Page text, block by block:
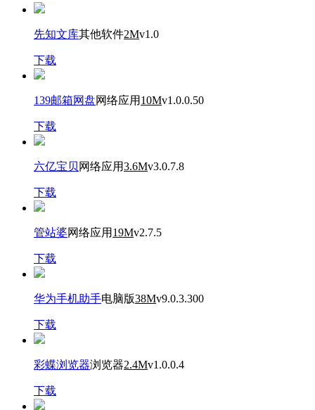
先知文库其他软件2Mv1.0
下载
139邮箱网盘网络应用 10Mv1.0.0.50
下载
六亿宝贝 网络应用3.6Mv3.0.7.8
下载
管站婆网络应用 19Mv2.7.5
下载
华为手机助手电脑版38Mv9.0.3.300
下载
彩蝶浏览器浏览器2.4Mv1.0.0.4
下载